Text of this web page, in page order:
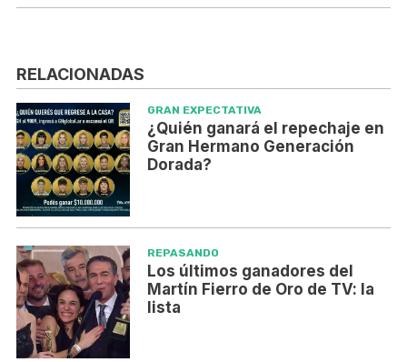
RELACIONADAS
GRAN EXPECTATIVA
¿Quién ganará el repechaje en
Gran Hermano Generación
Dorada?
REPASANDO
Los últimos ganadores del
Martín Fierro de Oro de TV: la
lista